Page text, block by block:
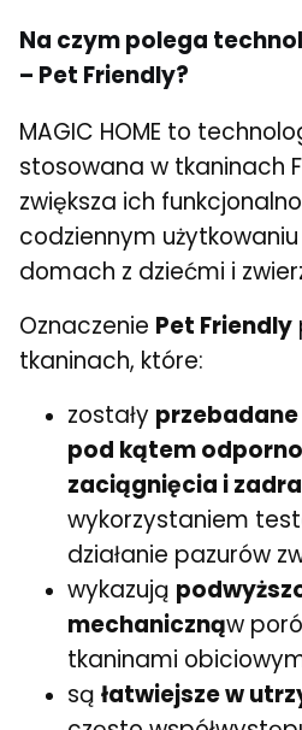
Na czym polega
– Pet Friendly?
MAGIC HOME to
stosowana w tkaninach
zwiększa ich
codziennym
domach z dziećmi i
Oznaczenie Pet Friendly
tkaninach, które:
zostały
pod kątem
zaciągnięcia i
wykorzystaniem
działanie pazurów
wykazują
mechanicznąw
tkaninami
są łatwiejsze w